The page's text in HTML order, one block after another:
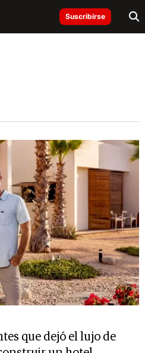
Suscribirse
que dejó el lujo de